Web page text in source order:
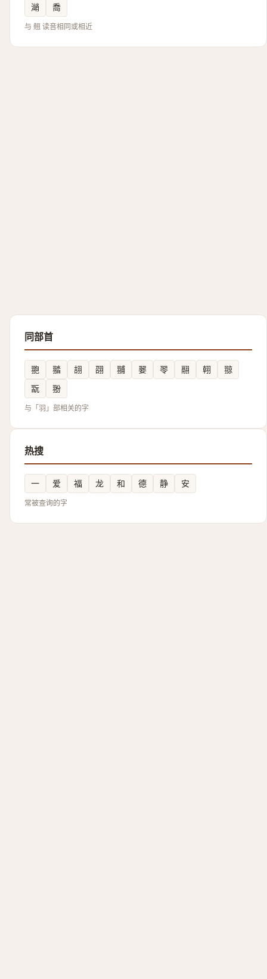
㴥
喬
与 翹 读音相同或相近
同部首
䎂 䎓 翓 䎄 䎍 翣 䎆 翮 䎐
翞
翫
翂
与「羽」部相关的字
热搜
一 爱 福 龙 和 德 静 安
常被查询的字